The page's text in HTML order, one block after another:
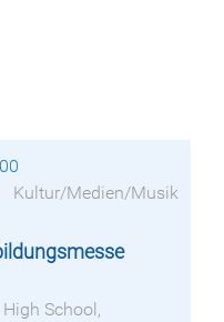
Kultur/Medien/Musik
School,